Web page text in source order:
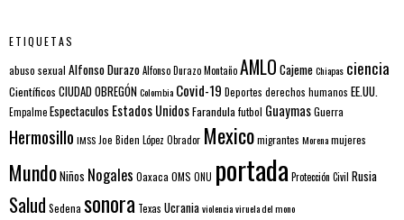
ETIQUETAS
abuso sexual Alfonso DurazoAlfonso Durazo MontañoAMLO CajemeChiapas ciencia
Científicos CIUDAD OBREGÓNColombia Covid-19 Deportes derechos humanos EE.UU.
EmpalmeEspectaculos Estados UnidosFarandula futbol GuaymasGuerra
Hermosillo IMSS Joe Biden López Obrador Mexicomigrantes Morenamujeres
MundoNiños Nogales Oaxaca OMS ONU portada Protección Civil Rusia
Salud Sedena sonora Texas Ucraniaviolenciaviruela del mono